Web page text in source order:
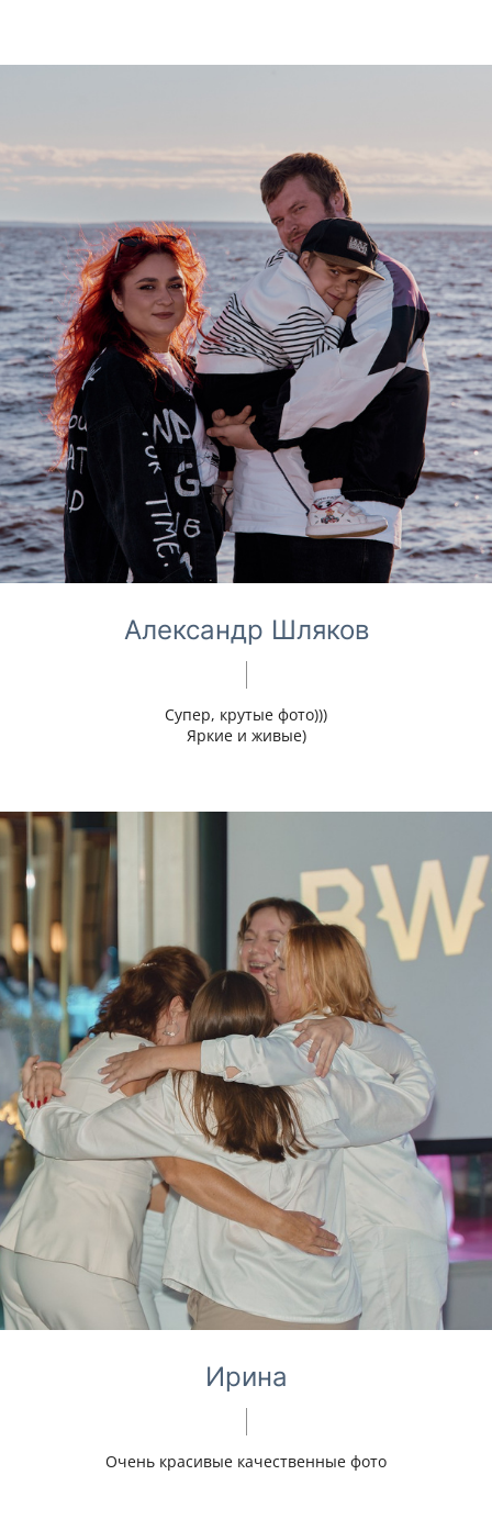
Александр Шляков
Супер, крутые фото)))
Яркие и живые)
Ирина
Очень красивые качественные фото